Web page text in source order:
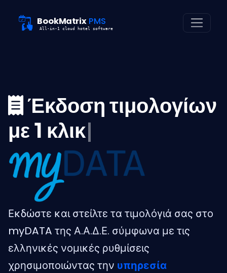
BookMatrixPMS
All-in-1 cloud hotel software
Έκδοση τιμολογίων
με 1 κλικ|
Εκδώστε και στείλτε τα τιμολόγιά σας στο
myDATA της Α.Α.Δ.Ε. σύμφωνα με τις
ελληνικές νομικές ρυθμίσεις
χρησιμοποιώντας την υπηρεσία